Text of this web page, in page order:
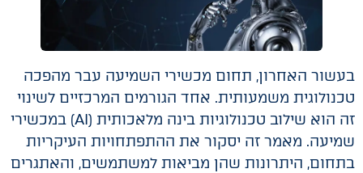
בעשור האחרון, תחום מכשירי השמיעה עבר מהפכה
טכנולוגית משמעותית. אחד הגורמים המרכזיים לשינוי
זה הוא שילוב טכנולוגיות בינה מלאכותית (AI) במכשירי
שמיעה. מאמר זה יסקור את ההתפתחויות העיקריות
בתחום, היתרונות שהן מביאות למשתמשים, והאתגרים